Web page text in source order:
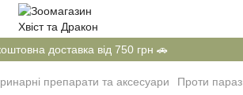
доставка від 750 грн 🚗
препарати та аксесуари Проти